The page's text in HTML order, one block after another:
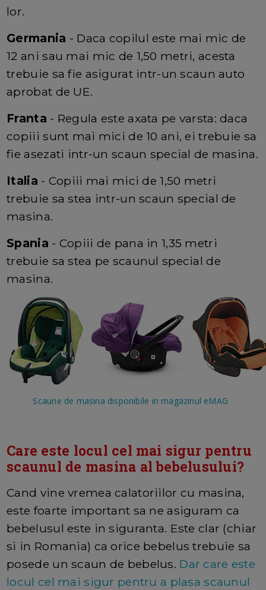
lor.
Germania - Daca copilul este mai mic de
12 ani sau mai mic de 1,50 metri, acesta
trebuie sa fie asigurat intr-un scaun auto
aprobat de UE.
Franta - Regula este axata pe varsta: daca
copiii sunt mai mici de 10 ani, ei trebuie sa
fie asezati intr-un scaun special de masina.
Italia - Copiii mai mici de 1,50 metri
trebuie sa stea intr-un scaun special de
masina.
Spania - Copiii de pana in 1,35 metri
trebuie sa stea pe scaunul special de
masina.
Scaune de masina disponibile in magazinul eMAG
Care este locul cel mai sigur pentru
scaunul de masina al bebelusului?
Cand vine vremea calatoriilor cu masina,
este foarte important sa ne asiguram ca
bebelusul este in siguranta. Este clar (chiar
si in Romania) ca orice bebelus trebuie sa
posede un scaun de bebelus. Dar care este
locul cel mai sigur pentru a plasa scaunul